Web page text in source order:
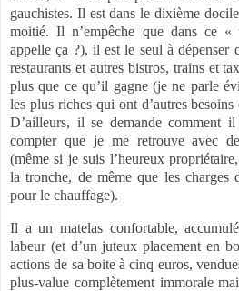
gauchistes. Il est dans le dixième
moitié. Il n’empêche que dans ce
appelle ça ?), il est le seul à dépenser
restaurants et autres bistros, trains et
plus que ce qu’il gagne (je ne parle
les plus riches qui ont d’autres
D’ailleurs, il se demande comment
compter que je me retrouve avec
(même si je suis l’heureux
la tronche, de même que les charges
pour le chauffage).
Il a un matelas confortable,
labeur (et d’un juteux placement en
actions de sa boite à cinq euros,
plus-value complètement immorale